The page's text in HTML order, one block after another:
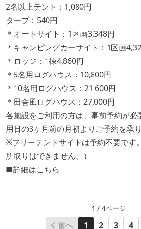
2名以上テント：1,080円
タープ：540円
＊オートサイト：1区画3,348円
＊キャンピングカーサイト：1区画
＊ロッジ：1棟4,860円
＊5名用ログハウス：10,800円
＊10名用ログハウス：21,600円
＊田舎風ログハウス：27,000円
各施設をご利用の方は、事前予約が必
用日の3ヶ月前の月初よりご予約を承り
※フリーテントサイトは予約不要です
所取りはできません。）
■詳細はこちら
1 / 4ページ
前へ 1 2 3 4